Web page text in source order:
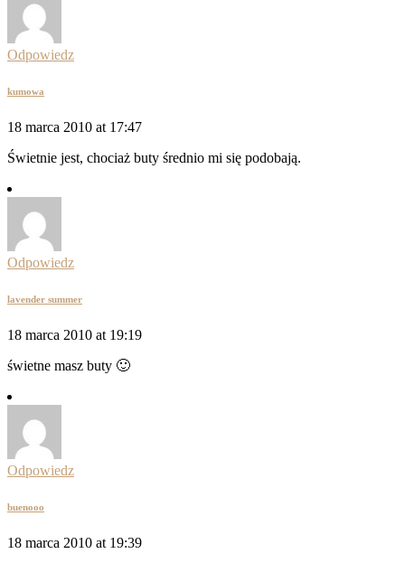
Odpowiedz
kumowa
18 marca 2010 at 17:47
Świetnie jest, chociaż buty średnio mi się podobają.
Odpowiedz
lavender summer
18 marca 2010 at 19:19
świetne masz buty 🙂
Odpowiedz
buenooo
18 marca 2010 at 19:39